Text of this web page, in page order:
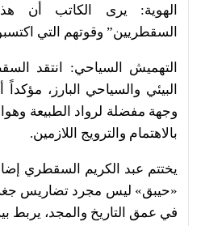
الهوية: يرى الكاتب أن
السقطريين” وقوتهم التي
التهميش السياحي: انتقد
البيئي والسياحي البارز،
وجهة مفضلة لرواد الطبيعة
بالاهتمام والترويج اللازمين.
يختتم عبد الكريم السقطري
«حيبق» ليس مجرد تضاريس
في عمق التاريخ والمجد، يربط